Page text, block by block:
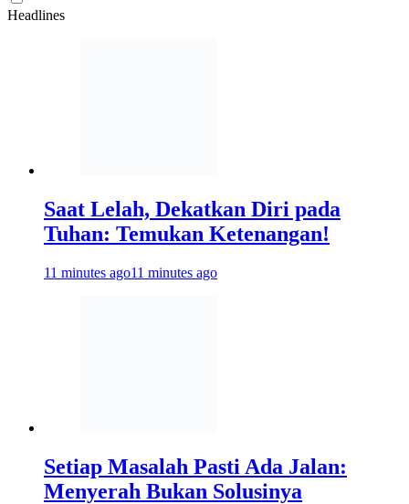
Headlines
Saat Lelah, Dekatkan Diri pada
Tuhan: Temukan Ketenangan!
11 minutes ago11 minutes ago
Setiap Masalah Pasti Ada Jalan:
Menyerah Bukan Solusinya